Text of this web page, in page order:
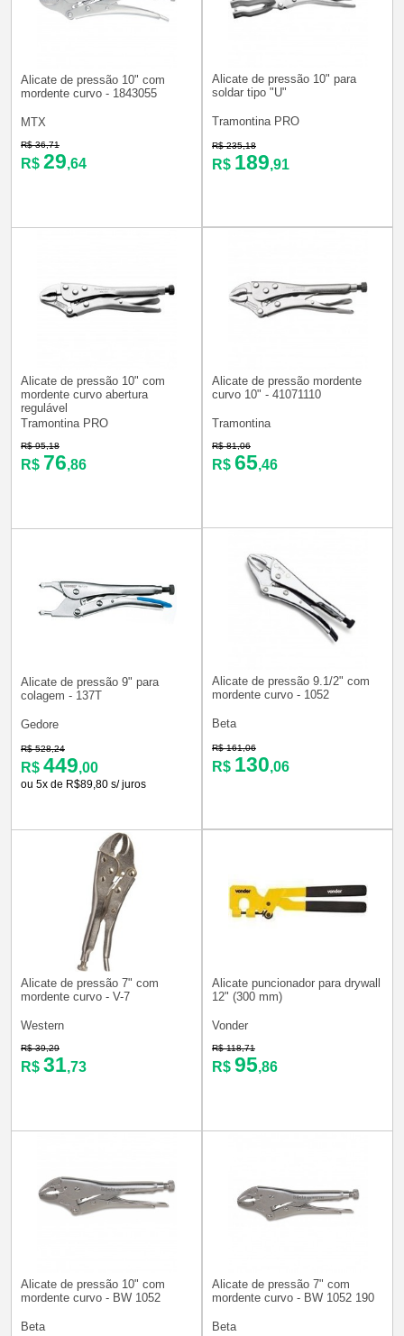
Alicate de pressão 10" com
mordente curvo - 1843055
MTX
R$ 36,71
R$ 29,64
Alicate de pressão 10" para
soldar tipo "U"
Tramontina PRO
R$ 235,18
R$ 189,91
Alicate de pressão 10" com
mordente curvo abertura
regulável
Tramontina PRO
R$ 95,18
R$ 76,86
Alicate de pressão mordente
curvo 10" - 41071110
Tramontina
R$ 81,06
R$ 65,46
Alicate de pressão 9" para
colagem - 137T
Gedore
R$ 528,24
R$ 449,00
ou 5x de R$89,80 s/ juros
Alicate de pressão 9.1/2" com
mordente curvo - 1052
Beta
R$ 161,06
R$ 130,06
Alicate de pressão 7" com
mordente curvo - V-7
Western
R$ 39,29
R$ 31,73
Alicate puncionador para drywall
12" (300 mm)
Vonder
R$ 118,71
R$ 95,86
Alicate de pressão 10" com
mordente curvo - BW 1052
Beta
Alicate de pressão 7" com
mordente curvo - BW 1052 190
Beta